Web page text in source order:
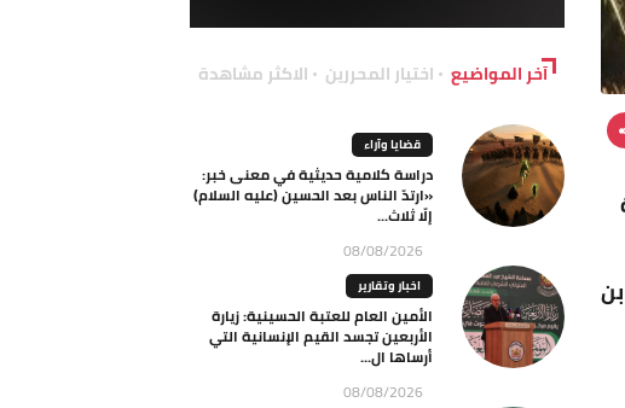
بن
آخر المواضيع اختيار المحررين الاكثر مشاهدة
قضايا وآراء
دراسة كلامية حديثية في معنى خبر:
«ارتدّ الناس بعد الحسين (عليه السلام)
إلّا ثلاث...
08/08/2026
اخبار وتقارير
الأمين العام للعتبة الحسينية: زيارة
الأربعين تجسد القيم الإنسانية التي
أرساها ال...
08/08/2026